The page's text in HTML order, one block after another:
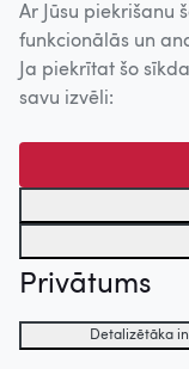
Ar Jūsu piekrišanu
funkcionālās un
Ja piekrītat šo
savu izvēli:
Privātums
Detalizētāka